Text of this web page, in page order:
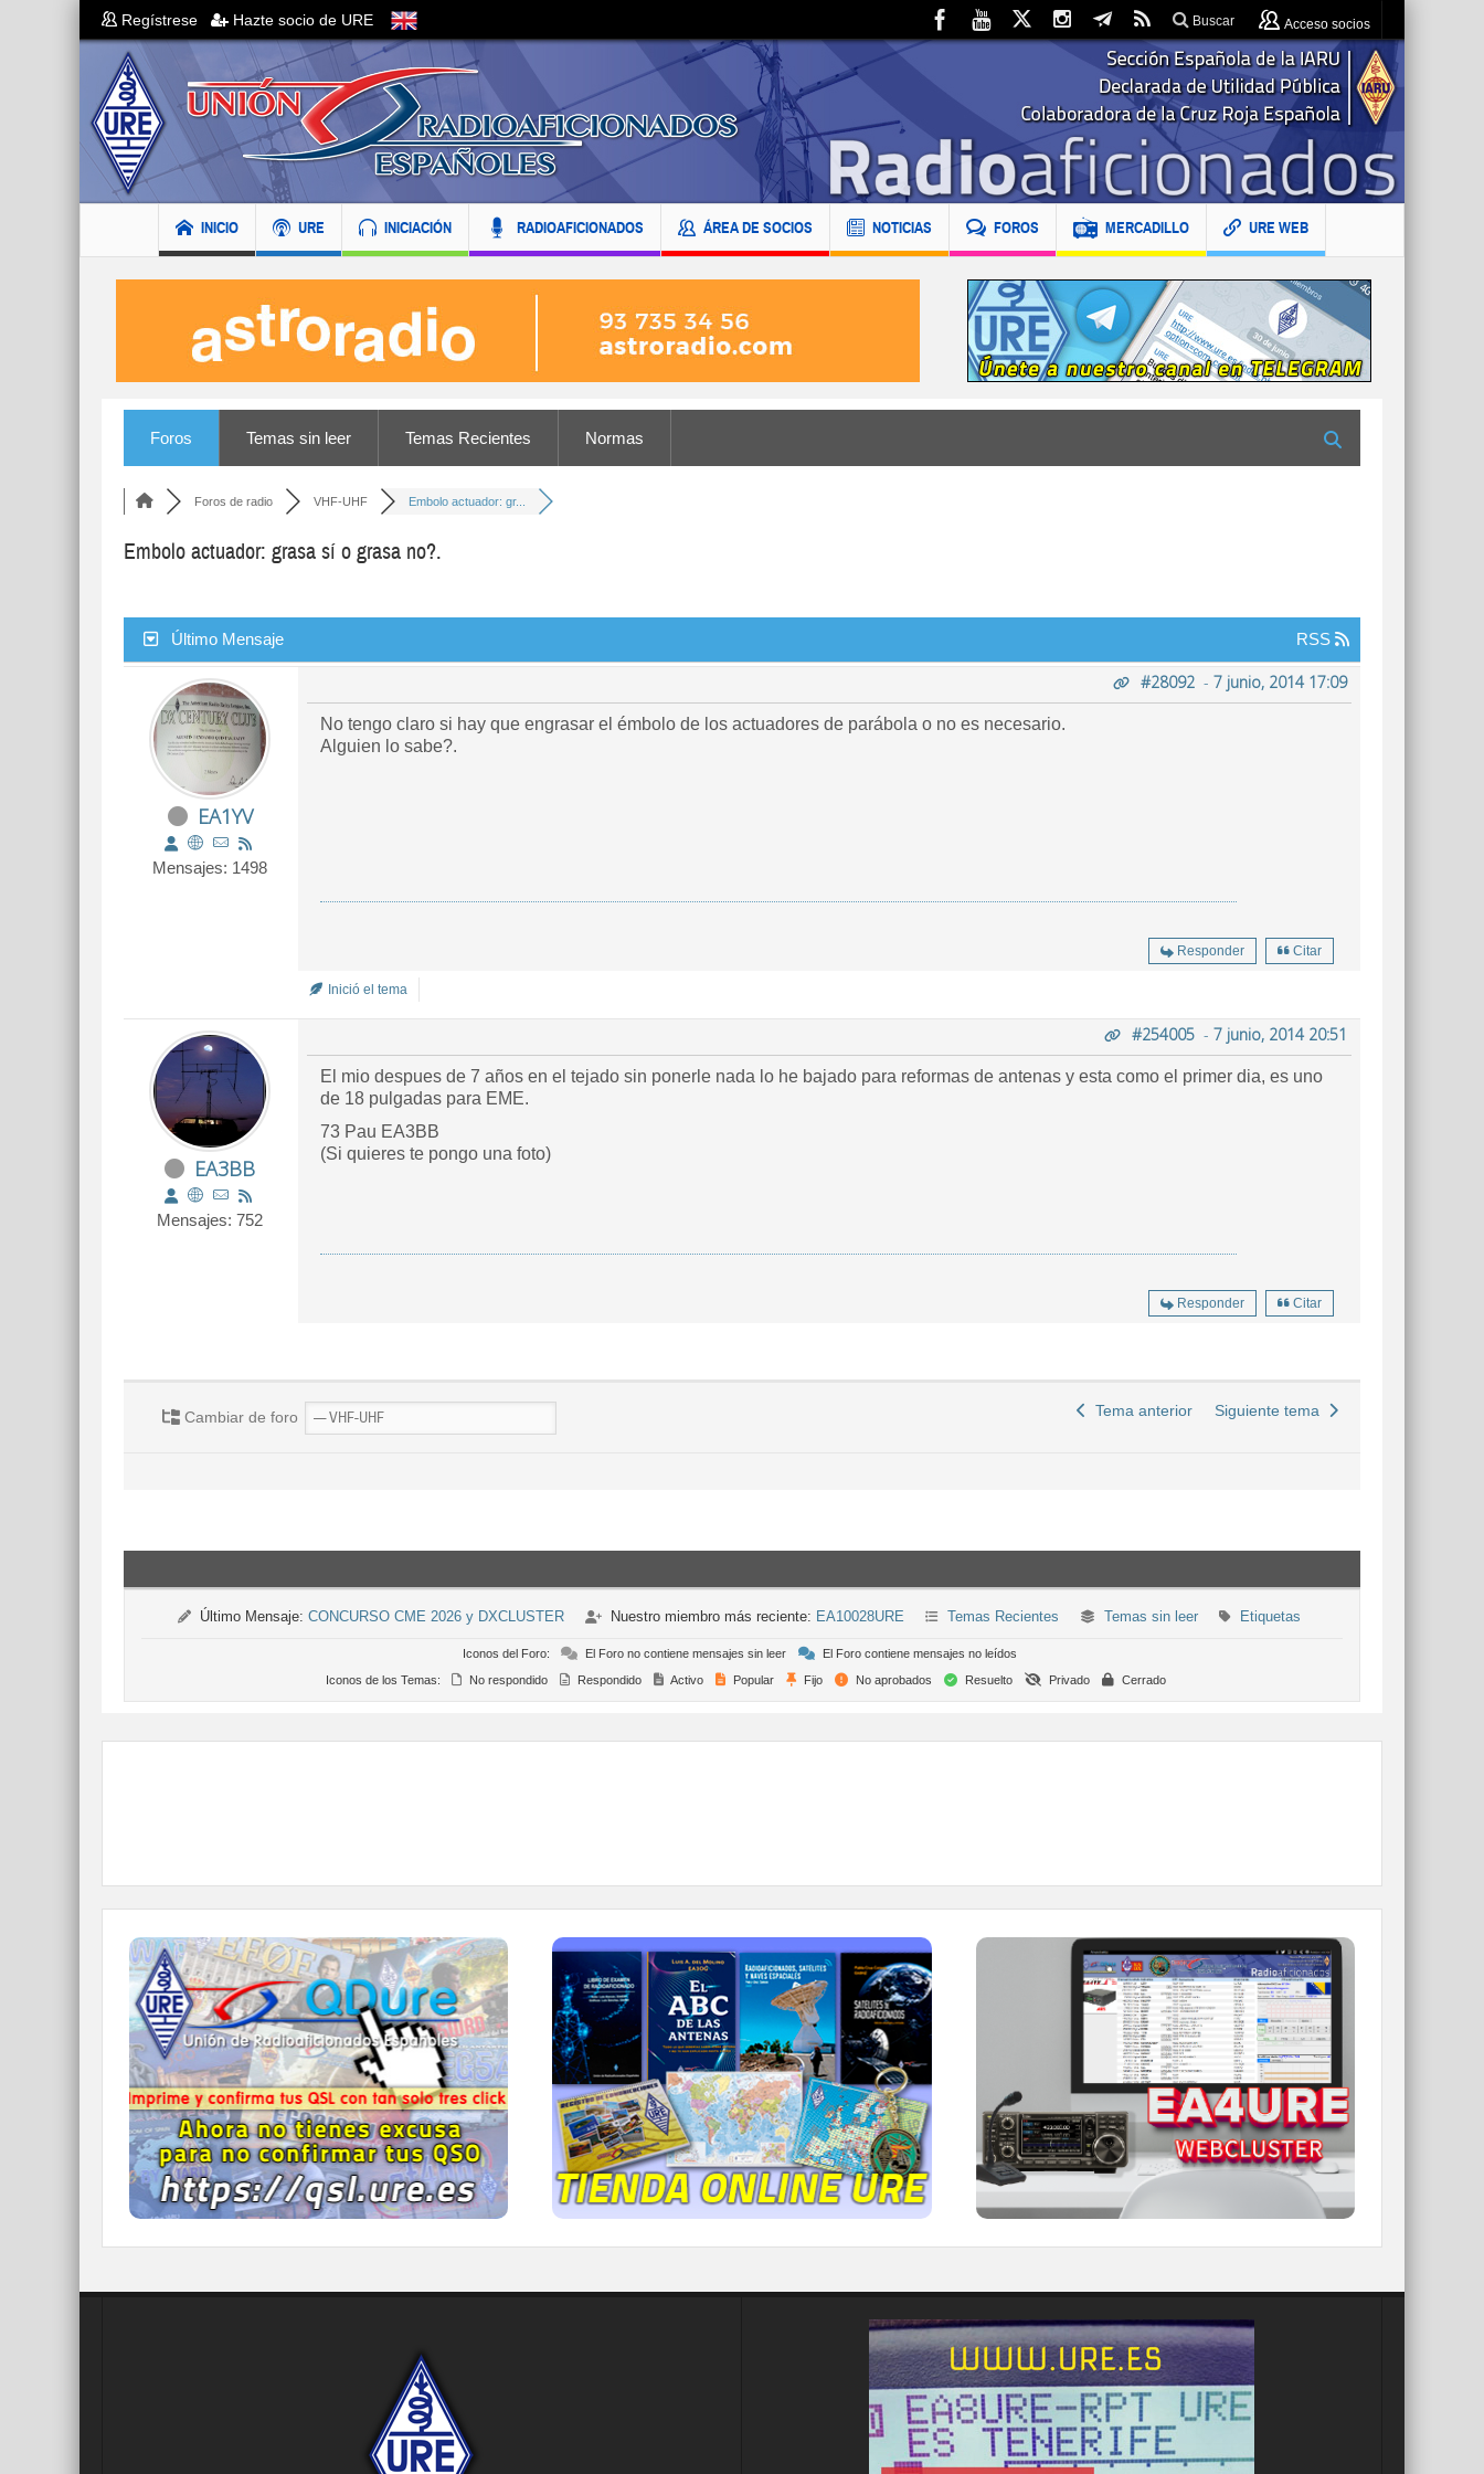
Regístrese Hazte socio de URE Buscar Acceso socios
INICIO URE INICIACIÓN RADIOAFICIONADOS ÁREA DE SOCIOS NOTICIAS FOROS MERCADILLO URE WEB
Foros Temas sin leer Temas Recientes Normas
Foros de radio VHF-UHF Embolo actuador: gr...
Embolo actuador: grasa sí o grasa no?.
Último Mensaje RSS
EA1YV
Mensajes: 1498
#28092 - 7 junio, 2014 17:09
No tengo claro si hay que engrasar el émbolo de los actuadores de parábola o no es necesario.
Alguien lo sabe?.
Responder Citar
Inició el tema
EA3BB
Mensajes: 752
#254005 - 7 junio, 2014 20:51
El mio despues de 7 años en el tejado sin ponerle nada lo he bajado para reformas de antenas y esta como el primer dia, es uno
de 18 pulgadas para EME.
73 Pau EA3BB
(Si quieres te pongo una foto)
Responder Citar
Cambiar de foro Tema anterior Siguiente tema
Último Mensaje: CONCURSO CME 2026 y DXCLUSTER Nuestro miembro más reciente: EA10028URE Temas Recientes Temas sin leer Etiquetas
Iconos del Foro: El Foro no contiene mensajes sin leer
El Foro contiene mensajes no leídos
Iconos de los Temas:
No respondido Respondido Activo Popular Fijo No aprobados Resuelto Privado Cerrado
QDURE - https://qsl.ure.es
Imprime y confirma tus QSL en tan solo tres
click.
Nunca fue tan fácil y cómodo
el confirmar tus contactos.
IR A QDURE
TIENDA ONLINE URE
Publicaciones, mapas, polos, camisetas,
gorras, tazas, forros polares y mucho más...
IR A LA TIENDA DE URE
WEBCLUSTER EA4URE
Conoce el nuevo WebCluster de URE,
ahora con nuevos filtros e información y
compatible con GDURE
IR A WEBCLUSTER